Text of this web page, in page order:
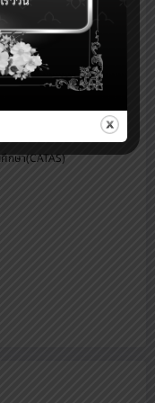
าสงเคราะห์(SET)
าบาล(Digital Pension)
กษา(CATAS)